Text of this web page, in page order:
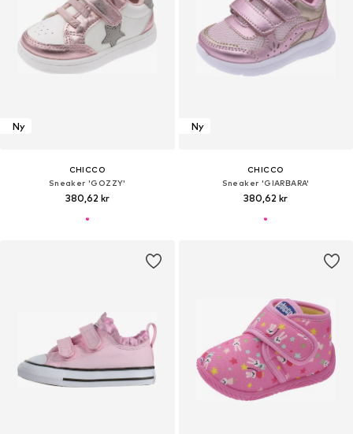
Ny
CHICCO
Sneaker 'GOZZY'
380,62 kr
Ny
CHICCO
Sneaker 'GIARBARA'
380,62 kr